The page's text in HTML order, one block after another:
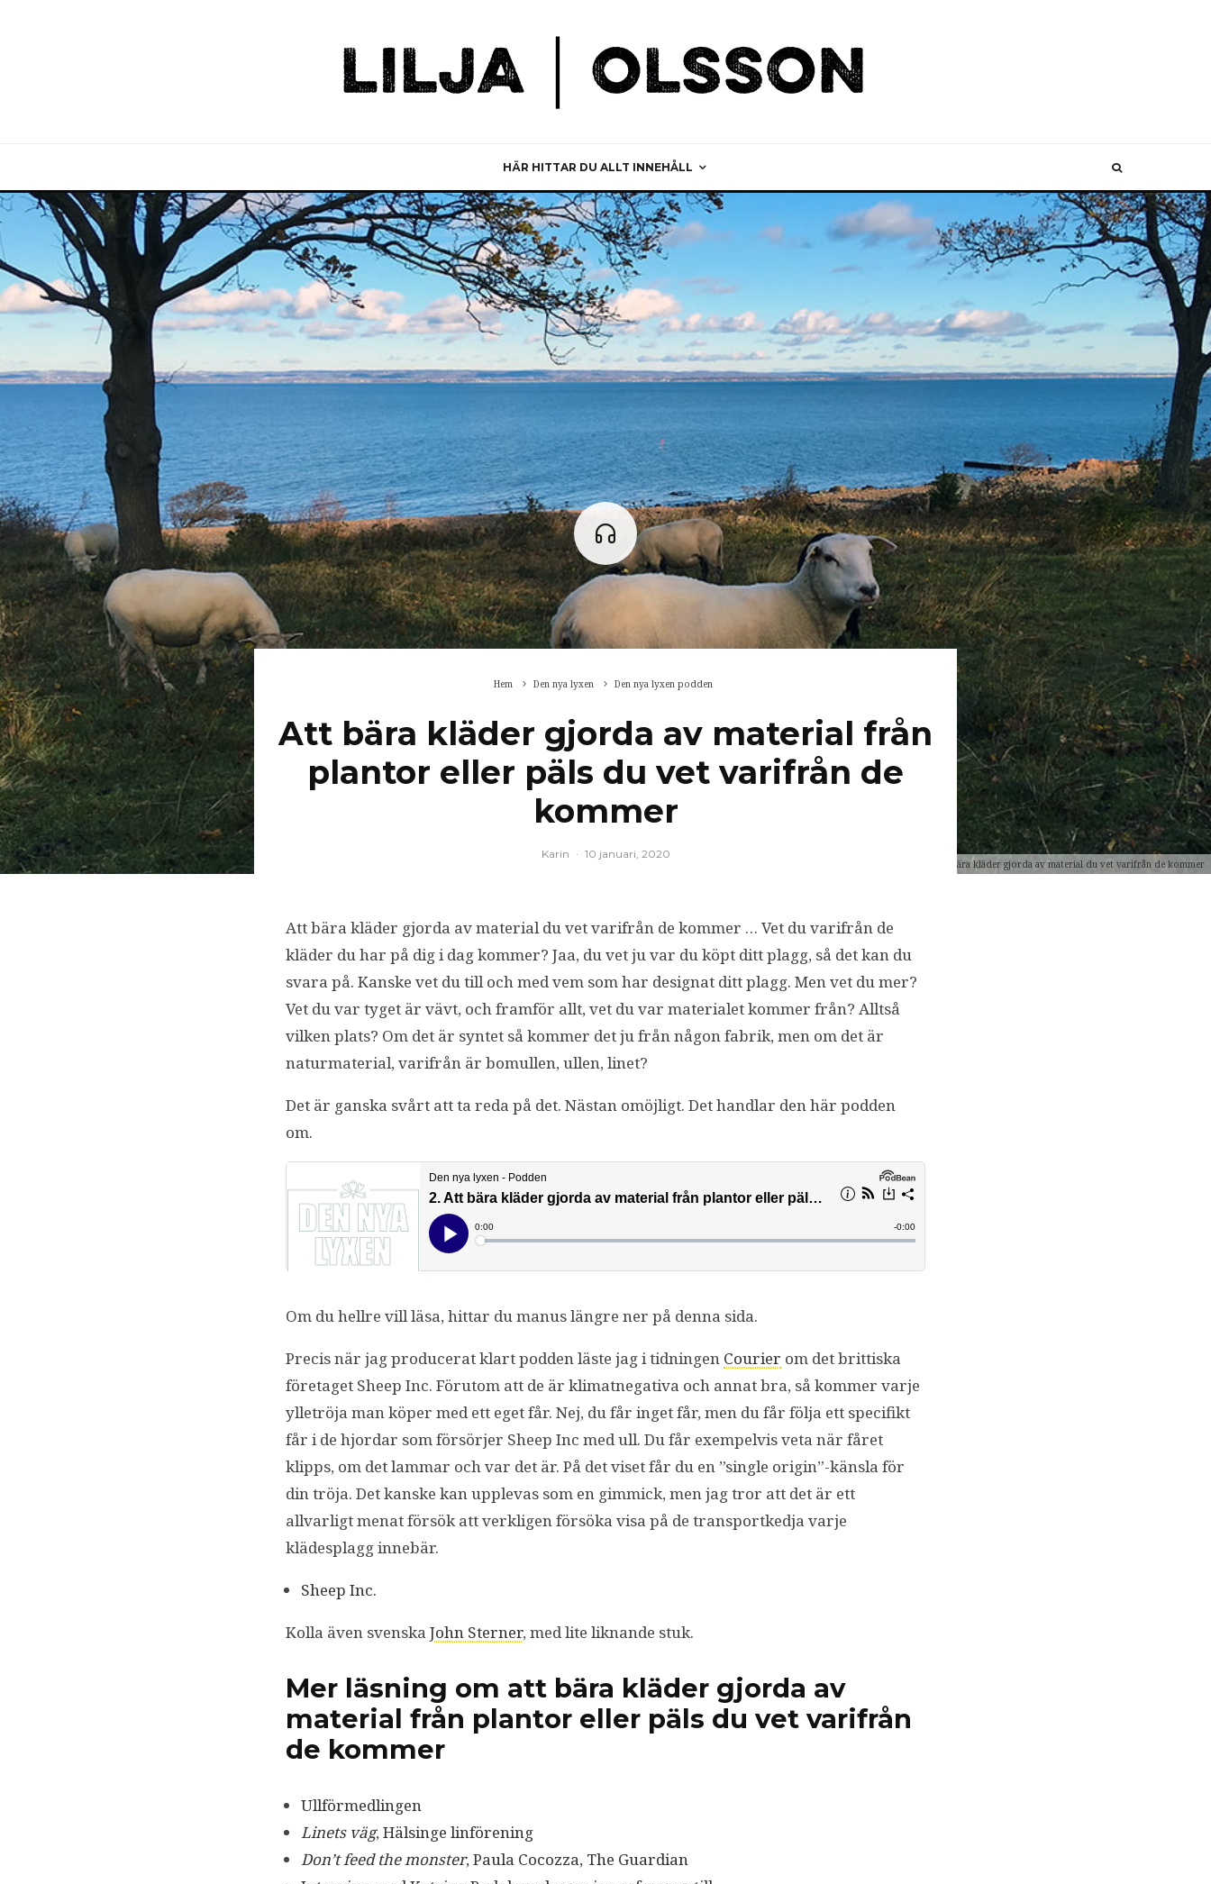
HÄR HITTAR DU ALLT INNEHÅLL
bära kläder gjorda av material du vet varifrån de kommer
Hem Den nya lyxen Den nya lyxen podden
Att bära kläder gjorda av material från
plantor eller päls du vet varifrån de
kommer
Karin · 10 januari, 2020
Att bära kläder gjorda av material du vet varifrån de kommer … Vet du varifrån de
kläder du har på dig i dag kommer? Jaa, du vet ju var du köpt ditt plagg, så det kan du
svara på. Kanske vet du till och med vem som har designat ditt plagg. Men vet du mer?
Vet du var tyget är vävt, och framför allt, vet du var materialet kommer från? Alltså
vilken plats? Om det är syntet så kommer det ju från någon fabrik, men om det är
naturmaterial, varifrån är bomullen, ullen, linet?
Det är ganska svårt att ta reda på det. Nästan omöjligt. Det handlar den här podden
om.
Om du hellre vill läsa, hittar du manus längre ner på denna sida.
Precis när jag producerat klart podden läste jag i tidningen Courier om det brittiska
företaget Sheep Inc. Förutom att de är klimatnegativa och annat bra, så kommer varje
ylletröja man köper med ett eget får. Nej, du får inget får, men du får följa ett specifikt
får i de hjordar som försörjer Sheep Inc med ull. Du får exempelvis veta när fåret
klipps, om det lammar och var det är. På det viset får du en ”single origin”-känsla för
din tröja. Det kanske kan upplevas som en gimmick, men jag tror att det är ett
allvarligt menat försök att verkligen försöka visa på de transportkedja varje
klädesplagg innebär.
Sheep Inc.
Kolla även svenska John Sterner, med lite liknande stuk.
Mer läsning om att bära kläder gjorda av
material från plantor eller päls du vet varifrån
de kommer
Ullförmedlingen
Linets väg, Hälsinge linförening
Don’t feed the monster, Paula Cocozza, The Guardian